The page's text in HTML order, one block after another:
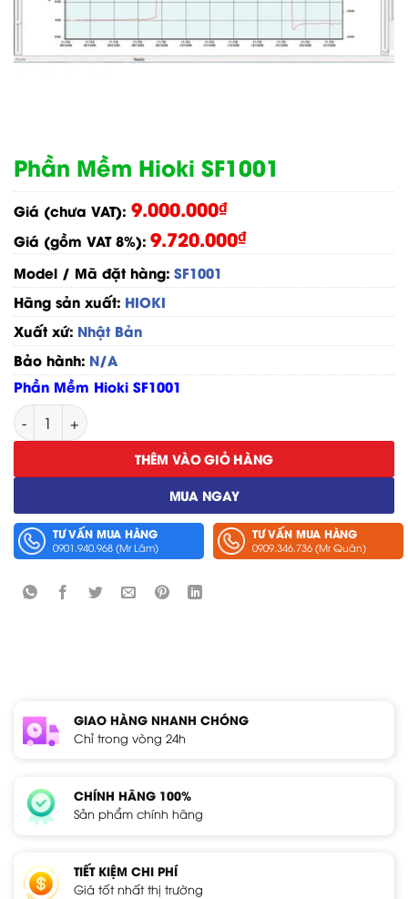
Phần Mềm Hioki SF1001
Giá (chưa VAT): 9.000.000₫
Giá (gồm VAT 8%): 9.720.000₫
Model / Mã đặt hàng: SF1001
Hãng sản xuất: HIOKI
Xuất xứ: Nhật Bản
Bảo hành: N/A
Phần Mềm Hioki SF1001
Phần Mềm Hioki SF1001 số lượng
THÊM VÀO GIỎ HÀNG
MUA NGAY
TƯ VẤN MUA HÀNG
0901.940.968 (Mr Lâm)
TƯ VẤN MUA HÀNG
0909.346.736 (Mr Quân)
GIAO HÀNG NHANH CHÓNG
Chỉ trong vòng 24h
CHÍNH HÃNG 100%
Sản phẩm chính hãng
TIẾT KIỆM CHI PHÍ
Giá tốt nhất thị trường